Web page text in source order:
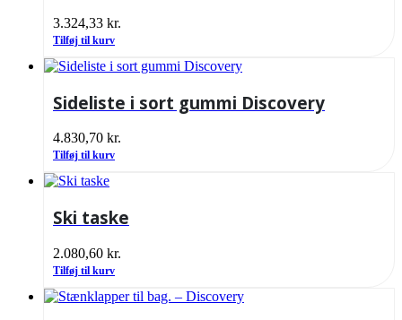
3.324,33 kr.
Tilføj til kurv
Sideliste i sort gummi Discovery
4.830,70 kr.
Tilføj til kurv
Ski taske
2.080,60 kr.
Tilføj til kurv